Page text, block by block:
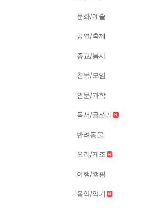
문화/예술
공연/축제
종교/봉사
친목/모임
인문/과학
독서/글쓰기
반려동물
요리/제조
여행/캠핑
음악/악기